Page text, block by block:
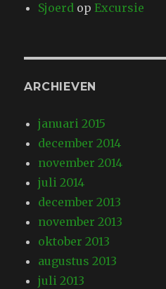
Sjoerd opExcursie
ARCHIEVEN
januari 2015
december 2014
november 2014
juli 2014
december 2013
november 2013
oktober 2013
augustus 2013
juli 2013